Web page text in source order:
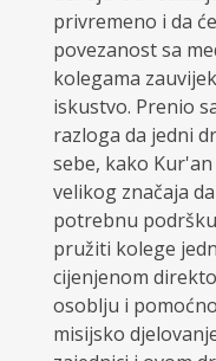
privremeno i da
povezanost sa
kolegama
iskustvo. Prenio
razloga da jedni
sebe, kako
velikog značaja
potrebnu
pružiti kolege
cijenjenom
osoblju i
misijsko